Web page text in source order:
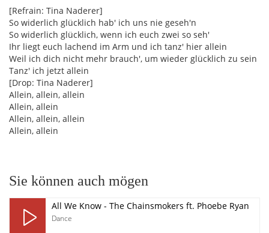
pause
[Refrain: Tina Naderer]
So widerlich glücklich hab' ich uns nie geseh'n
So widerlich glücklich, wenn ich euch zwei so seh'
Ihr liegt euch lachend im Arm und ich tanz' hier allein
Weil ich dich nicht mehr brauch', um wiedеr glücklich zu sein
Tanz' ich jetzt allein
[Drop: Tina Naderer]
Allеin, allein, allein
Allein, allein
Allein, allein, allein
Allein, allein
Sie können auch mögen
All We Know - The Chainsmokers ft. Phoebe Ryan
Dance